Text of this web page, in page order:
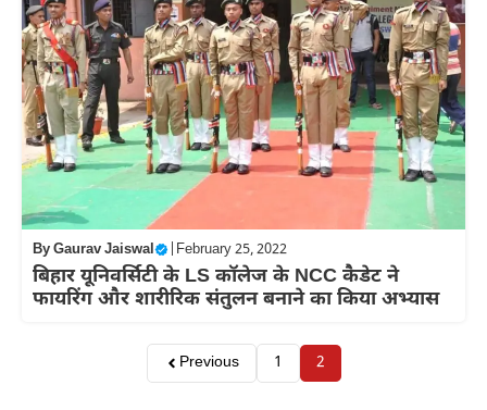
ByGaurav Jaiswal February 25, 2022
बिहार यूनिवर्सिटी के LS कॉलेज के NCC कैडेट ने
फायरिंग और शारीरिक संतुलन बनाने का किया अभ्यास
Previous 1 2